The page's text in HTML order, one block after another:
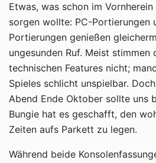
Etwas, was schon im
sorgen wollte: PC-Portierungen
Portierungen genießen
ungesunden Ruf. Meist stimmen
technischen Features nicht;
Spieles schlicht unspielbar.
Abend Ende Oktober sollte uns
Bungie hat es geschafft, den
Zeiten aufs Parkett zu legen.
Während beide